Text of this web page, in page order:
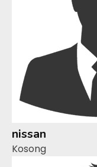
nissan
Kosong